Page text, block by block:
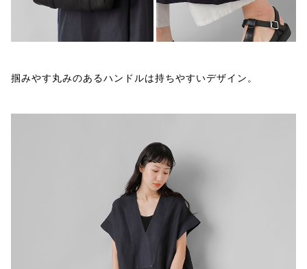
掴みやす丸みのあるハンドルは持ちやすいデザイン。